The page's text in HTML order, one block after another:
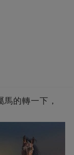
的轉一下，